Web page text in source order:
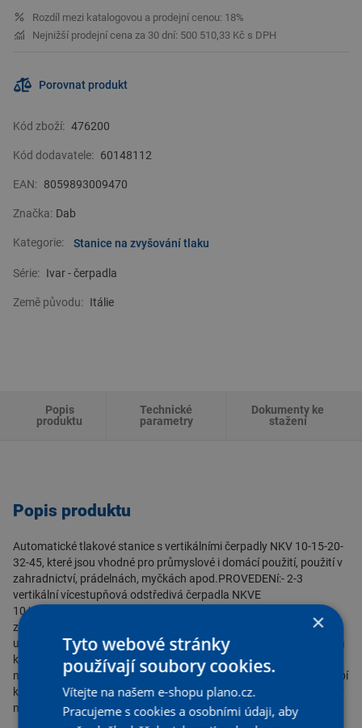
nejsou uvedeny
Na vyžádání: verze ˝S˝ (pouze u modelů NKV 10-15-20),
AISI 316
Richter + Frenzelvám nabízí široký výběr koupelnových a toaletních
prvků, které spojují estetiku s funkčností. Od elegantních umyvadel
detaily, které oživí vaši domácnost.
Rozdíl mezi katalogovou a prodejní cenou: 18%
Nejnižší prodejní cena za 30 dní: 500 510,33 Kč s DPH
Porovnat produkt
Kód zboží: 476200
Kód dodavatele: 60148112
EAN: 8059893009470
Značka: Dab
Kategorie: Stanice na zvyšování tlaku
Série: Ivar - čerpadla
Země původu: Itálie
Popis
produktu
Technické
parametry
Dokumenty ke
stažení
Popis produktu
Automatické tlakové stanice s vertikálními čerpadly NKV 10-15-20-
32-45, které jsou vhodné pro průmyslové i domácí použití, použití v
zahradnictví, prádelnách, myčkách apod.PROVEDENí:- 2-3
vertikální vícestupňová odstředivá čerpadla NKVE
10/15/20/32/45- Galvanicky povrchově upravená ocelová
základová deska- Sací a výtlačné sběrné potrubí z galvanicky
upravené oceli- Na výtlaku každého čerpadla kulový ventil a zpětná
klapka- Na sání každého čerpadla kulový ventil- Zaslepení pro
nepoužité konce sacího a výtlačného potrubí- Na výtlačném potrubí
kontrolní manometr s obslužným ventilem- 1 řídicí jednotka MCE/P
na každém čerpadle
Provozní rozsah: od 0,5 až do 280 m3/h s výtlakem až do
×
Tyto webové stránky
používají soubory cookies.
Vítejte na našem e-shopu plano.cz.
Pracujeme s cookies a osobními údaji, aby